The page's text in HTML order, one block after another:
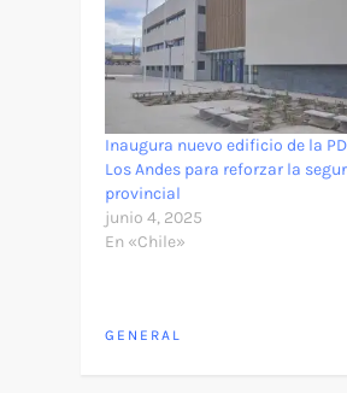
Inaugura nuevo edificio de la
Los Andes para reforzar la
provincial
junio 4, 2025
En «Chile»
GENERAL